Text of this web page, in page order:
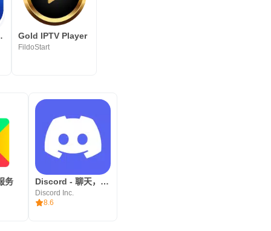
Gold IPTV Player
FildoStart
务 Discord - 聊天，游戏，消磨时光
Discord Inc.
8.6